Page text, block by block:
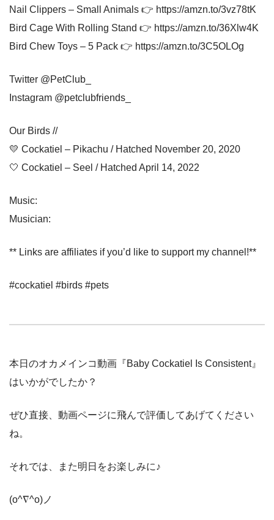
Nail Clippers – Small Animals 👉 https://amzn.to/3vz78tK
Bird Cage With Rolling Stand 👉 https://amzn.to/36Xlw4K
Bird Chew Toys – 5 Pack 👉 https://amzn.to/3C5OLOg
Twitter @PetClub_
Instagram @petclubfriends_
Our Birds //
💛 Cockatiel – Pikachu / Hatched November 20, 2020
🤍 Cockatiel – Seel / Hatched April 14, 2022
Music:
Musician:
** Links are affiliates if you’d like to support my channel!**
#cockatiel #birds #pets
本日のオカメインコ動画『Baby Cockatiel Is Consistent』
はいかがでしたか？
ぜひ直接、動画ページに飛んで評価してあげてください
ね。
それでは、また明日をお楽しみに♪
(o^∇^o)ノ